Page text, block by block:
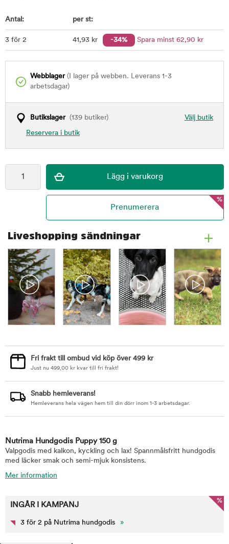
Antal: per st:
3 för 2 41,93kr -34% Spara minst 62,90 kr
Webblager(I lager på webben. Leverans 1-3
arbetsdagar)
Välj butik
Butikslager(139 butiker)
Reservera i butik
%
Liveshopping sändningar
Fri frakt till ombud vid köp över 499 kr
Just nu 499,00 kr kvar till fri frakt!
Snabb hemleverans!
Hemleverans hela vägen hem till din dörr inom 1-3 arbetsdagar.
Nutrima Hundgodis Puppy 150 g
Valpgodis med kalkon, kyckling och lax! Spannmålsfritt hundgodis
med läcker smak och semi-mjuk konsistens.
Mer information
%
INGÅR I KAMPANJ
3 för 2 på Nutrima hundgodis »